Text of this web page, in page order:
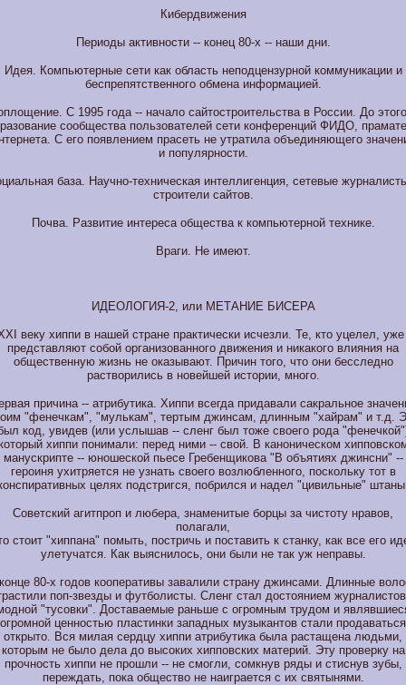
Кибердвижения
Периоды активности -- конец 80-х -- наши дни.
Идея. Компьютерные сети как область неподцензурной коммуникации и
беспрепятственного обмена информацией.
С 1995 года -- начало сайтостроительства в России. До
сообщества пользователей сети конференций ФИДО,
С его появлением прасеть не утратила объединяющего
и популярности.
база. Научно-техническая интеллигенция, сетевые
строители сайтов.
Почва. Развитие интереса общества к компьютерной технике.
Враги. Не имеют.
ИДЕОЛОГИЯ-2, или МЕТАНИЕ БИСЕРА
веку хиппи в нашей стране практически исчезли. Те, кто уцелел,
представляют собой организованного движения и никакого влияния на
общественную жизнь не оказывают. Причин того, что они бесследно
растворились в новейшей истории, много.
причина -- атрибутика. Хиппи всегда придавали сакральное
"фенечкам", "мулькам", тертым джинсам, длинным "хайрам" и т.д.
код, увидев (или услышав -- сленг был тоже своего рода
хиппи понимали: перед ними -- свой. В каноническом
манускрипте -- юношеской пьесе Гребенщикова "В объятиях джинсни" --
героиня ухитряется не узнать своего возлюбленного, поскольку тот в
целях подстригся, побрился и надел "цивильные"
Советский агитпроп и любера, знаменитые борцы за чистоту нравов,
полагали,
стоит "хиппана" помыть, постричь и поставить к станку, как все его
улетучатся. Как выяснилось, они были не так уж неправы.
80-х годов кооперативы завалили страну джинсами. Длинные
поп-звезды и футболисты. Сленг стал достоянием
"тусовки". Доставаемые раньше с огромным трудом и
огромной ценностью пластинки западных музыкантов стали продаваться
открыто. Вся милая сердцу хиппи атрибутика была растащена людьми,
которым не было дела до высоких хипповских материй. Эту проверку на
прочность хиппи не прошли -- не смогли, сомкнув ряды и стиснув зубы,
переждать, пока общество не наиграется с их святынями.